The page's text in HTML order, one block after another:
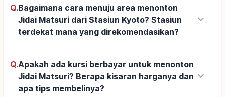
Q.Bagaimana cara menuju area menonton
Jidai Matsuri dari Stasiun Kyoto? Stasiun
terdekat mana yang direkomendasikan?
keyboard_arrow_down
Q.Apakah ada kursi berbayar untuk menonton
Jidai Matsuri? Berapa kisaran harganya dan
apa tips membelinya?
keyboard_arrow_down